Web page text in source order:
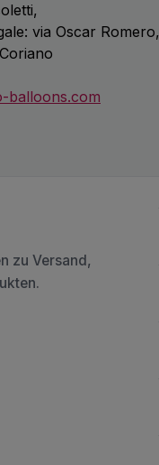
via Oscar Romero,
balloons.com
zu Versand,